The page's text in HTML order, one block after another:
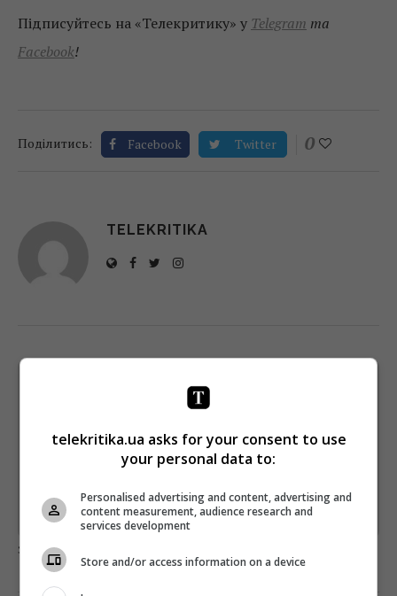
Підписуйтесь на «Телекритику» у Telegram та
Facebook!
Поділитись: Facebook Twitter 0
TELEKRITIKA
Щотижневий лист з найцікавішим.
!
Підпишіться ще раз, якщо не отримуєте від нас листи
Предоставлено SendPulse
загрузка...
telekritika.ua asks for your consent to use
your personal data to:
Personalised advertising and content, advertising and
content measurement, audience research and
services development
Store and/or access information on a device